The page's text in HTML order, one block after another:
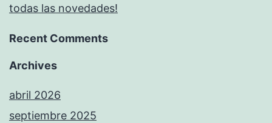
todas las novedades!
Recent Comments
Archives
abril 2026
septiembre 2025